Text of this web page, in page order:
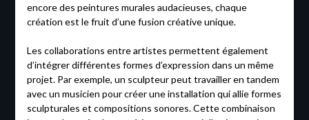
encore des peintures murales audacieuses, chaque
création est le fruit d’une fusion créative unique.
Les collaborations entre artistes permettent également
d’intégrer différentes formes d’expression dans un même
projet. Par exemple, un sculpteur peut travailler en tandem
avec un musicien pour créer une installation qui allie formes
sculpturales et compositions sonores. Cette combinaison